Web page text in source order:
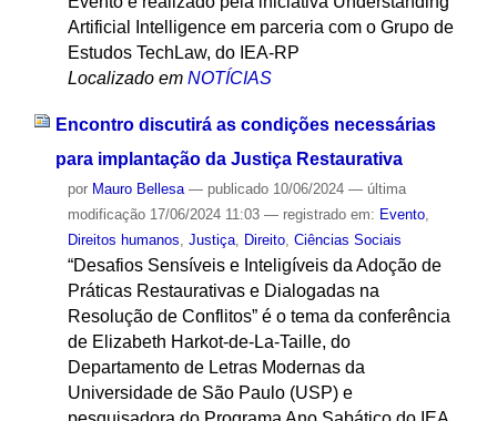
Artificial Intelligence em parceria com o Grupo de
Estudos TechLaw, do IEA-RP
Localizado em NOTÍCIAS
Encontro discutirá as condições necessárias
para implantação da Justiça Restaurativa
por Mauro Bellesa — publicado10/06/2024 — última
modificação17/06/2024 11:03 — registrado em: Evento,
Direitos humanos, Justiça, Direito, Ciências Sociais
“Desafios Sensíveis e Inteligíveis da Adoção de
Práticas Restaurativas e Dialogadas na
Resolução de Conflitos” é o tema da conferência
de Elizabeth Harkot-de-La-Taille, do
Departamento de Letras Modernas da
Universidade de São Paulo (USP) e